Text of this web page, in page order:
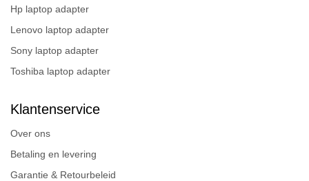
Hp laptop adapter
Lenovo laptop adapter
Sony laptop adapter
Toshiba laptop adapter
Klantenservice
Over ons
Betaling en levering
Garantie & Retourbeleid